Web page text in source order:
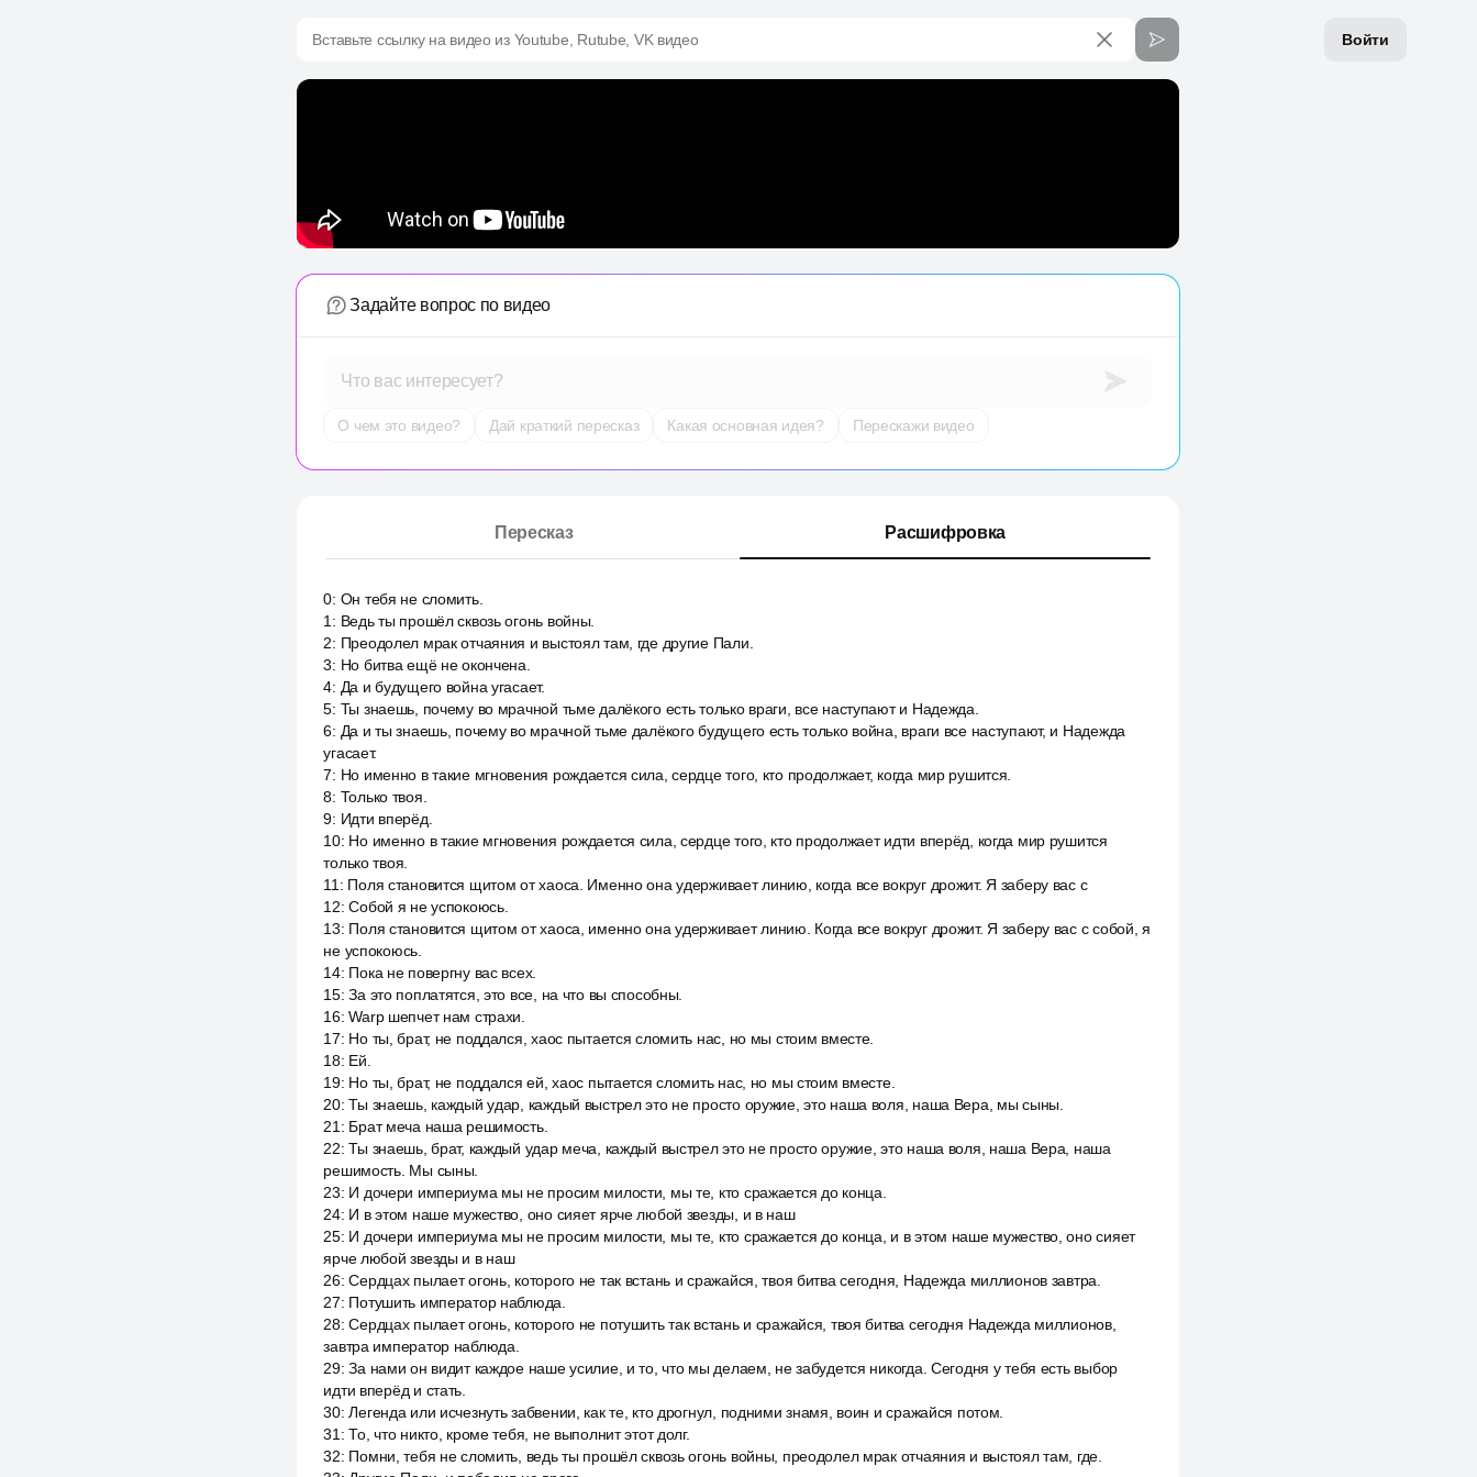
Войти
Вставьте ссылку на видео из Youtube, Rutube, VK видео
Задайте вопрос по видео
Что вас интересует?
О чем это видео? Дай краткий пересказ Какая основная идея? Перескажи видео
Пересказ Расшифровка
0: Он тебя не сломить.
1 : Ведь ты прошёл сквозь огонь войны.
2: Преодолел мрак отчаяния и выстоял там, где другие Пали.
3: Но битва ещё не окончена.
4: Да и будущего война угасает.
5: Ты знаешь, почему во мрачной тьме далёкого есть только враги, все наступают и Надежда.
6: Да и ты знаешь, почему во мрачной тьме далёкого будущего есть только война, враги все наступают, и Надежда
угасает.
7: Но именно в такие мгновения рождается сила, сердце того, кто продолжает, когда мир рушится.
8: Только твоя.
9: Идти вперёд.
10: Но именно в такие мгновения рождается сила, сердце того, кто продолжает идти вперёд, когда мир рушится
только твоя.
11 : Поля становится щитом от хаоса. Именно она удерживает линию, когда все вокруг дрожит. Я заберу вас с
12:Собой я не успокоюсь.
13: Поля становится щитом от хаоса, именно она удерживает линию. Когда все вокруг дрожит. Я заберу вас с собой, я
не успокоюсь.
14: Пока не повергну вас всех.
15:За это поплатятся, это все, на что вы способны.
16:Warp шепчет нам страхи.
17: Но ты, брат, не поддался, хаос пытается сломить нас, но мы стоим вместе.
18: Ей.
19: Но ты, брат, не поддался ей, хаос пытается сломить нас, но мы стоим вместе.
20:Ты знаешь, каждый удар, каждый выстрел это не просто оружие, это наша воля, наша Вера, мы сыны.
21 : Брат меча наша решимость.
22:Ты знаешь, брат, каждый удар меча, каждый выстрел это не просто оружие, это наша воля, наша Вера, наша
решимость. Мы сыны.
23: И дочери империума мы не просим милости, мы те, кто сражается до конца.
24: И в этом наше мужество, оно сияет ярче любой звезды, и в наш
25: И дочери империума мы не просим милости, мы те, кто сражается до конца, и в этом наше мужество, оно сияет
ярче любой звезды и в наш
26:Сердцах пылает огонь, которого не так встань и сражайся, твоя битва сегодня, Надежда миллионов завтра.
27: Потушить император наблюда.
28:Сердцах пылает огонь, которого не потушить так встань и сражайся, твоя битва сегодня Надежда миллионов,
завтра император наблюда.
29:За нами он видит каждое наше усилие, и то, что мы делаем, не забудется никогда. Сегодня у тебя есть выбор
идти вперёд и стать.
30:Легенда или исчезнуть забвении, как те, кто дрогнул, подними знамя, воин и сражайся потом.
31 :То, что никто, кроме тебя, не выполнит этот долг.
32: Помни, тебя не сломить, ведь ты прошёл сквозь огонь войны, преодолел мрак отчаяния и выстоял там, где.